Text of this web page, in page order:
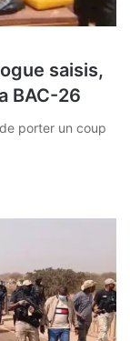
saisis,
BAC-26
porter un coup